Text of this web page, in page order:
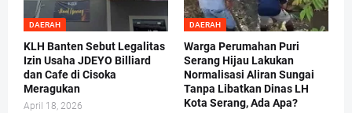
DAERAH
KLH Banten Sebut Legalitas
Izin Usaha JDEYO Billiard
dan Cafe di Cisoka
Meragukan
April 18, 2026
DAERAH
Warga Perumahan Puri
Serang Hijau Lakukan
Normalisasi Aliran Sungai
Tanpa Libatkan Dinas LH
Kota Serang, Ada Apa?